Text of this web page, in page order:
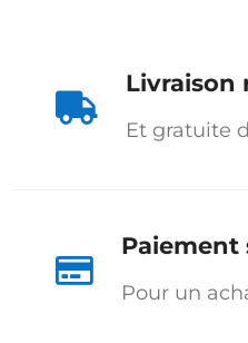

Livraison
Et gratuite

Paiement
Pour un